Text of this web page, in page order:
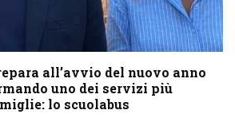
all’avvio del nuovo anno
uno dei servizi più
lo scuolabus